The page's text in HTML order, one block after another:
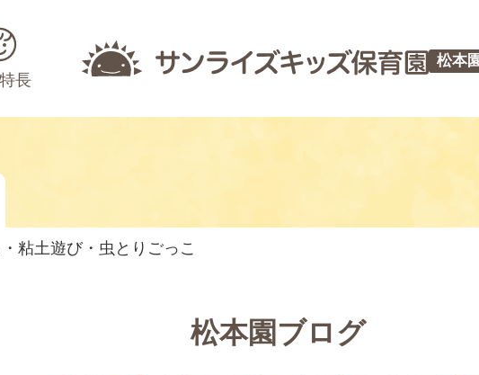
長
松本
粘土遊び・虫とりごっこ
松本園ブログ